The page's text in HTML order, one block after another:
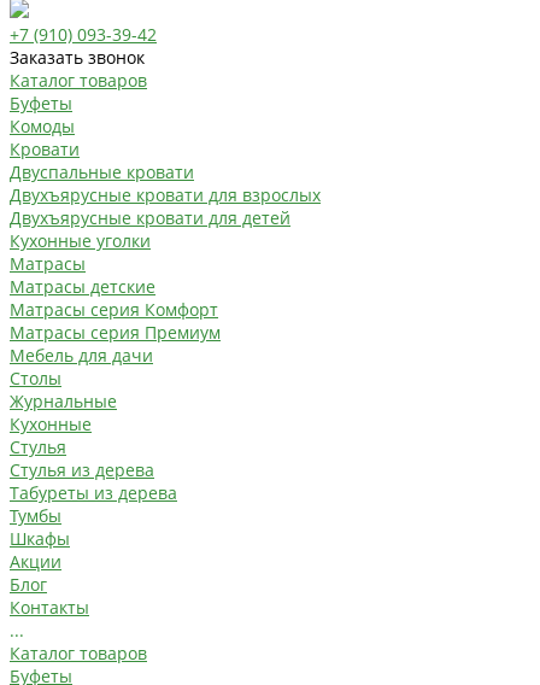
+7 (910) 093-39-42
Заказать звонок
Каталог товаров
Буфеты
Комоды
Кровати
Двуспальные кровати
Двухъярусные кровати для взрослых
Двухъярусные кровати для детей
Кухонные уголки
Матрасы
Матрасы детские
Матрасы серия Комфорт
Матрасы серия Премиум
Мебель для дачи
Столы
Журнальные
Кухонные
Стулья
Стулья из дерева
Табуреты из дерева
Тумбы
Шкафы
Акции
Блог
Контакты
...
Каталог товаров
Буфеты